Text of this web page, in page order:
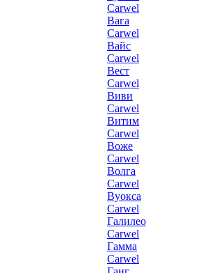
Carwel
Вага
Carwel
Вайс
Carwel
Вест
Carwel
Виви
Carwel
Витим
Carwel
Воже
Carwel
Волга
Carwel
Вуокса
Carwel
Галилео
Carwel
Гамма
Carwel